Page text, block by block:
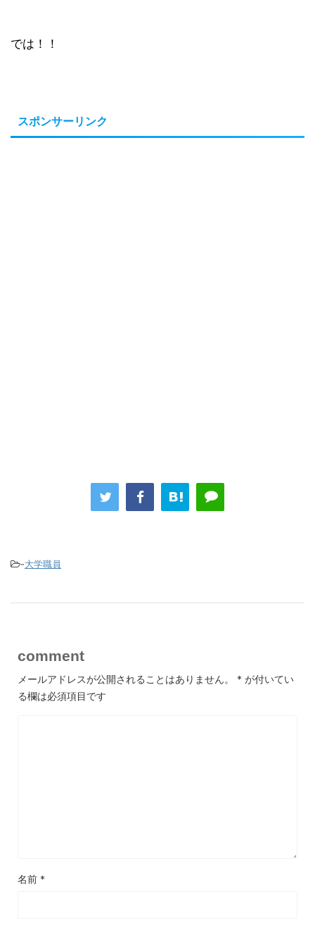
では！！
スポンサーリンク
-大学職員
comment
メールアドレスが公開されることはありません。 * が付いてい
る欄は必須項目です
名前 *